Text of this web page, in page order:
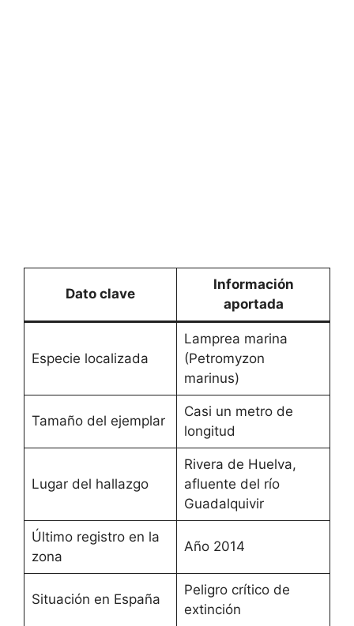
Dato clave
Información
aportada
Especie localizada
Lamprea marina
(Petromyzon
marinus)
Tamaño del ejemplar
Casi un metro de
longitud
Lugar del hallazgo
Rivera de Huelva,
afluente del río
Guadalquivir
Último registro en la
zona
Año 2014
Situación en España
Peligro crítico de
extinción